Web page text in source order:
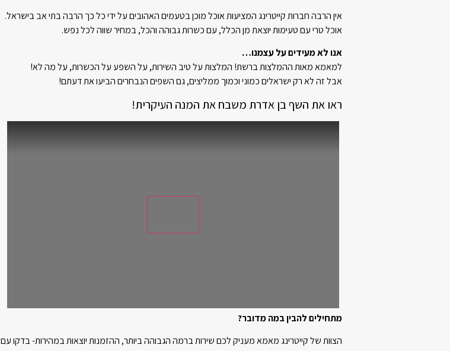
אין הרבה חברות קייטרינג המציעות אוכל מוכן בטעמים האהובים על ידי כל כך הרבה בתי אב בישראל.
אוכל טרי עם טעימות יוצאת מן הכלל, עם כשרות גבוהה והכל, במחיר שווה לכל נפש.
אנו לא מעידים על עצמנו…
למאמא מאות ההמלצות ברשת! המלצות על טיב השירות, על השפע על הכשרות, על מה לא!
אבל זה לא רק ישראלים כמוני וכמוך ממליצים, גם השפים הנבחרים הביעו את דעתם!
ראו את השף בן אדרת משבח את המנה העיקרית!
מתחילים להבין במה מדובר?
הצוות של קייטרינג מאמא מעניק לכם שירות ברמה הגבוהה ביותר, ההזמנות יוצאות במהירות- בדקו עם